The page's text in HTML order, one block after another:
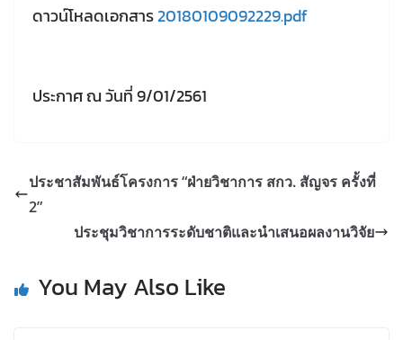
ดาวน์โหลดเอกสาร20180109092229.pdf
ประกาศ ณ วันที่ 9/01/2561
ประชาสัมพันธ์โครงการ “ฝ่ายวิชาการ สกว. สัญจร ครั้งที่
2”
ประชุมวิชาการระดับชาติและนำเสนอผลงานวิจัย
You May Also Like